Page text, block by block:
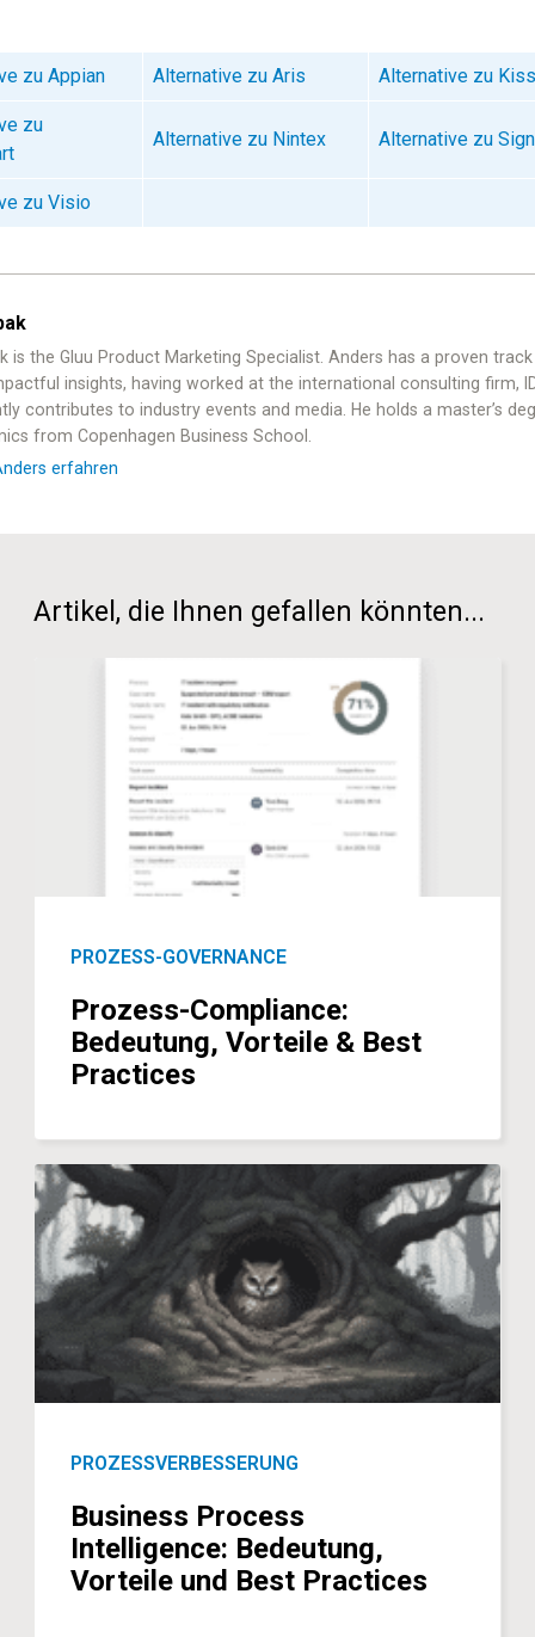
zu Appian Alternative zu Aris Alternative zu
zu
Alternative zu Nintex Alternative zu
zu Visio
is the Gluu Product Marketing Specialist. Anders has a proven
insights, having worked at the international consulting firm,
contributes to industry events and media. He holds a master’s
from Copenhagen Business School.
erfahren
Artikel, die Ihnen gefallen könnten...
PROZESS-GOVERNANCE
Prozess-Compliance:
Bedeutung, Vorteile & Best
Practices
PROZESSVERBESSERUNG
Business Process
Intelligence: Bedeutung,
Vorteile und Best Practices